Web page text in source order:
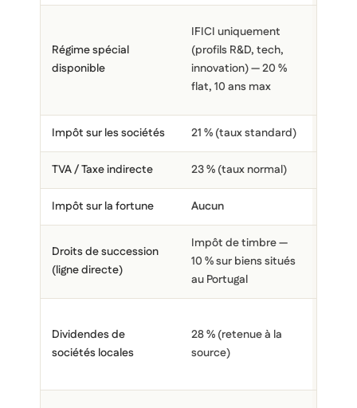
Régime spécial
disponible
IFICI uniquement
(profils R&D, tech,
innovation) — 20 %
flat, 10 ans max
Impôt sur les sociétés 21 % (taux standard)
TVA / Taxe indirecte 23 % (taux normal)
Impôt sur la fortune Aucun
Droits de succession
(ligne directe)
Impôt de timbre —
10 % sur biens situés
au Portugal
Dividendes de
sociétés locales
28 % (retenue à la
source)